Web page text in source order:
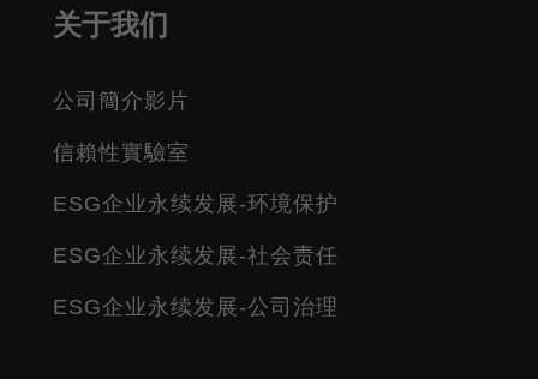
关于我们
公司簡介影片
信賴性實驗室
ESG企业永续发展-环境保护
ESG企业永续发展-社会责任
ESG企业永续发展-公司治理